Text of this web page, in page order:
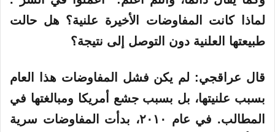
لماذا كانت المفاوضات الأخيرة علنية؟ هل حالت
طبيعتها العلنية دون التوصل إلى نتيجة؟
قال عراقجي: لم يكن فشل المفاوضات هذا العام
بسبب علنيتها، بل بسبب جشع أمريكا ومبالغتها في
المطالب. في عام ٢٠١٠، بدأت المفاوضات سرية